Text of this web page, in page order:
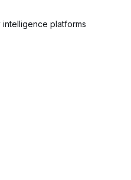
platforms